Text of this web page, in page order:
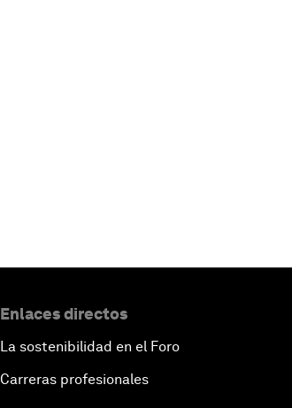
Enlaces directos
La sostenibilidad en el Foro
Carreras profesionales